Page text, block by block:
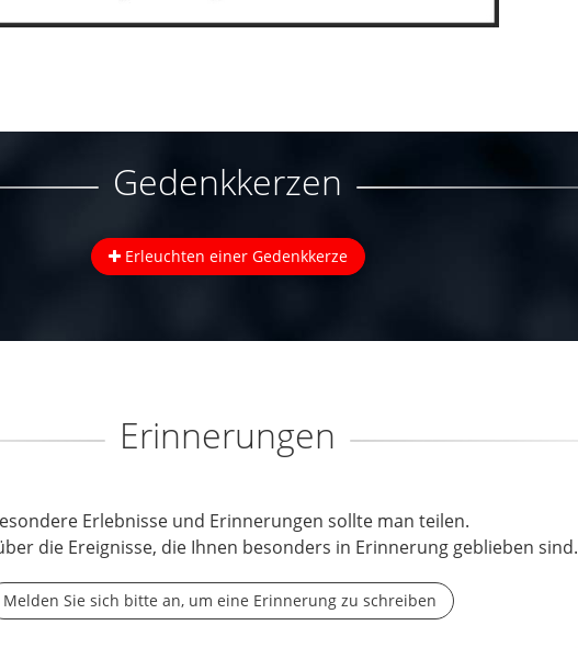
Gedenkkerzen
Erleuchten einer Gedenkkerze
Erinnerungen
Erlebnisse und Erinnerungen sollte man teilen.
die Ereignisse, die Ihnen besonders in Erinnerung geblieben sind.
Melden Sie sich bitte an, um eine Erinnerung zu schreiben